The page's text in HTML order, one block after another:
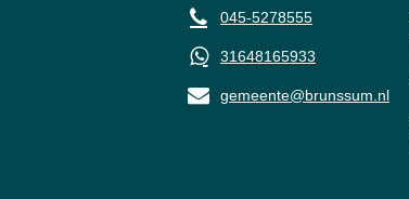
045-5278555
31648165933
gemeente@brunssum.nl